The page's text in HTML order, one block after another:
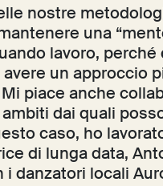
nostre
una
lavoro, perché
un approccio
piace anche
dai quali
caso, ho
di lunga data,
i danzatori locali